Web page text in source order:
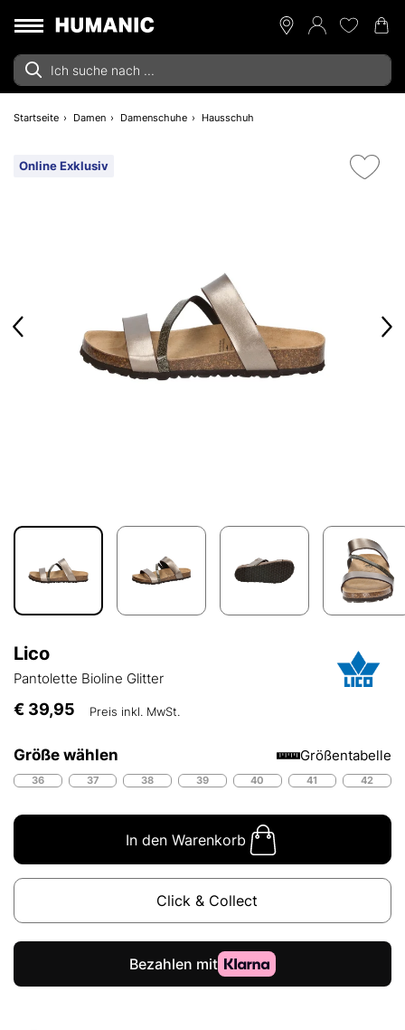
Startseite Damen Damenschuhe Hausschuh
Online Exklusiv
Lico
Pantolette Bioline Glitter
€ 39,95 Preis inkl. MwSt.
Größe wählen Größentabelle
36 37 38 39 40 41 42
In den Warenkorb
Click & Collect